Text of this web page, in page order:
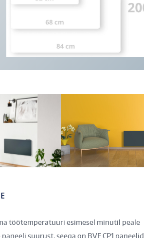
töötemperatuuri esimesel minutil peale
suurust, seega on BVF CP1 paneelid